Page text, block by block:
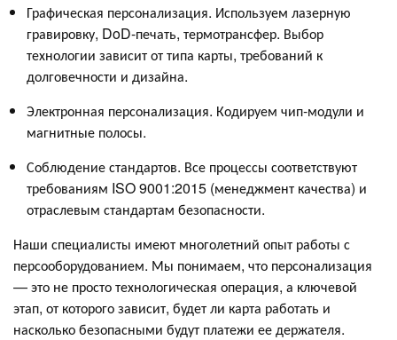
Графическая персонализация. Используем лазерную
гравировку, DoD-печать, термотрансфер. Выбор
технологии зависит от типа карты, требований к
долговечности и дизайна.
Электронная персонализация. Кодируем чип-модули и
магнитные полосы.
Соблюдение стандартов. Все процессы соответствуют
требованиям ISO 9001:2015 (менеджмент качества) и
отраслевым стандартам безопасности.
Наши специалисты имеют многолетний опыт работы с
персооборудованием. Мы понимаем, что персонализация
— это не просто технологическая операция, а ключевой
этап, от которого зависит, будет ли карта работать и
насколько безопасными будут платежи ее держателя.